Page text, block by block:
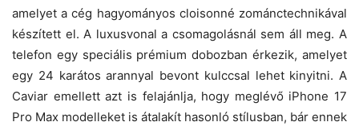
amelyet a cég hagyományos cloisonné zománctechnikával
készített el. A luxusvonal a csomagolásnál sem áll meg. A
telefon egy speciális prémium dobozban érkezik, amelyet
egy 24 karátos arannyal bevont kulccsal lehet kinyitni. A
Caviar emellett azt is felajánlja, hogy meglévő iPhone 17
Pro Max modelleket is átalakít hasonló stílusban, bár ennek